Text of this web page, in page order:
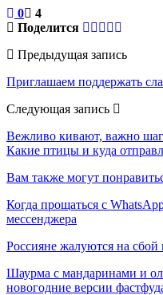
0
4
Поделится
Предыдущая запись
Приглашаем поддержать
Следующая запись
Вежливо кивают, важно
Какие птицы и куда
Вам также могут
Когда прощаться с
мессенджера
Россияне жалуются на сбой
Шаурма с мандаринами и
новогодние версии